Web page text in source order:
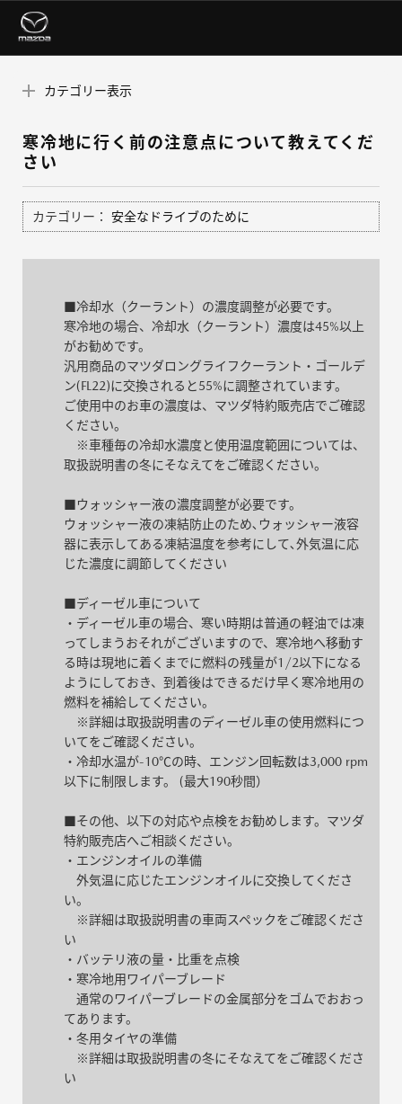
カテゴリー表示
寒冷地に行く前の注意点について教えてくだ
さい
カテゴリー： 安全なドライブのために
■冷却水（クーラント）の濃度調整が必要です。
寒冷地の場合、冷却水（クーラント）濃度は45%以上
がお勧めです。
汎用商品のマツダロングライフクーラント・ゴールデ
ン(FL22)に交換されると55%に調整されています。
ご使用中のお車の濃度は、マツダ特約販売店でご確認
ください。
※車種毎の冷却水濃度と使用温度範囲については、
取扱説明書の冬にそなえてをご確認ください。
■ウォッシャー液の濃度調整が必要です。
ウォッシャー液の凍結防止のため､ウォッシャー液容
器に表示してある凍結温度を参考にして､外気温に応
じた濃度に調節してください
■ディーゼル車について
・ディーゼル車の場合、寒い時期は普通の軽油では凍
ってしまうおそれがございますので、寒冷地へ移動す
る時は現地に着くまでに燃料の残量が1/2以下になる
ようにしておき、到着後はできるだけ早く寒冷地用の
燃料を補給してください。
※詳細は取扱説明書のディーゼル車の使用燃料につ
いてをご確認ください。
・冷却水温が-10℃の時、エンジン回転数は3,000 rpm
以下に制限します。 (最大190秒間）
■その他、以下の対応や点検をお勧めします。マツダ
特約販売店へご相談ください。
・エンジンオイルの準備
外気温に応じたエンジンオイルに交換してくださ
い。
※詳細は取扱説明書の車両スペックをご確認くださ
い
・バッテリ液の量・比重を点検
・寒冷地用ワイパーブレード
通常のワイパーブレードの金属部分をゴムでおおっ
てあります。
・冬用タイヤの準備
※詳細は取扱説明書の冬にそなえてをご確認くださ
い